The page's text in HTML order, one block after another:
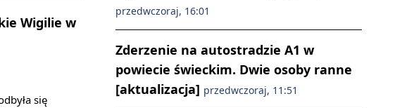
Wigilie w
się
przedwczoraj, 16:01
Zderzenie na autostradzie A1 w
powiecie świeckim. Dwie osoby ranne
[aktualizacja] przedwczoraj, 11:51